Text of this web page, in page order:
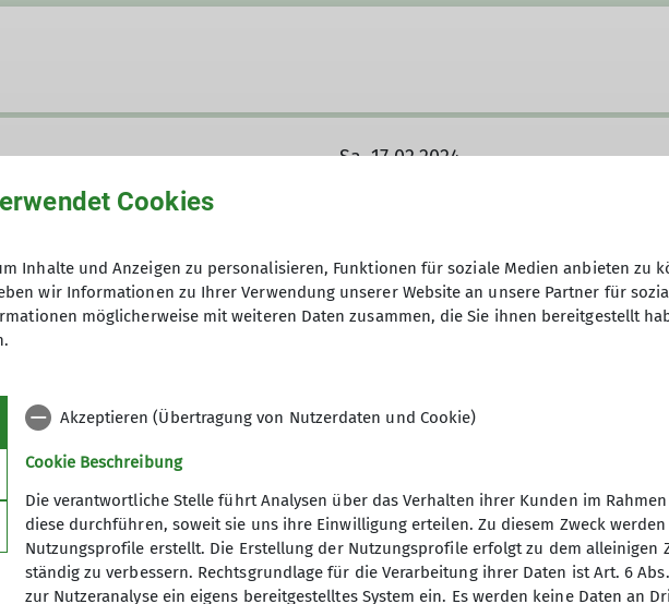
Sa. 17.02.2024
7
Service Links
Cookies
Inhalte und Anzeigen zu personalisieren, Funktionen für soziale Medien anbieten zu
wir Informationen zu Ihrer Verwendung unserer Website an unsere Partner für
möglicherweise mit weiteren Daten zusammen, die Sie ihnen bereitgestellt
Akzeptieren (Übertragung von Nutzerdaten und Cookie)
Cookie Beschreibung
Die verantwortliche Stelle führt Analysen über das Verhalten ihrer Kunden im
diese durchführen, soweit sie uns ihre Einwilligung erteilen. Zu diesem Zweck
Nutzungsprofile erstellt. Die Erstellung der Nutzungsprofile erfolgt zu dem alleinigen
ständig zu verbessern. Rechtsgrundlage für die Verarbeitung ihrer Daten ist Art. 6
zur Nutzeranalyse ein eigens bereitgestelltes System ein. Es werden keine Daten an